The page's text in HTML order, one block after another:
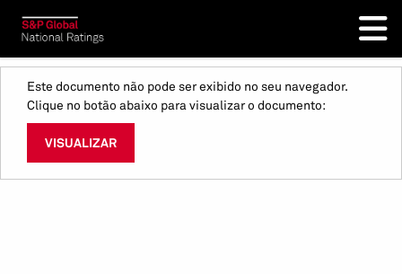
Este documento não pode ser exibido no seu navegador.
Clique no botão abaixo para visualizar o documento:
VISUALIZAR